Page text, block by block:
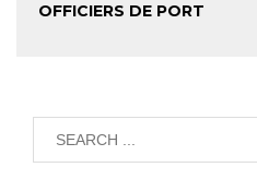
OFFICIERS DE PORT